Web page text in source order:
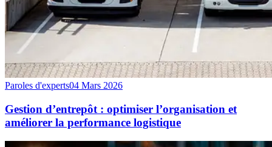
Paroles d'experts04 Mars 2026
Gestion d’entrepôt : optimiser l’organisation et
améliorer la performance logistique